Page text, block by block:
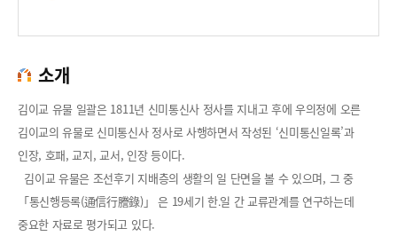
소개
김이교 유물 일괄은 1811년 신미통신사 정사를 지내고 후에 우의정에 오른
김이교의 유물로 신미통신사 정사로 사행하면서 작성된 ‘신미통신일록’과
인장, 호패, 교지, 교서, 인장 등이다.
김이교 유물은 조선후기 지배층의 생활의 일 단면을 볼 수 있으며, 그 중
「통신행등록(通信行謄錄)」 은 19세기 한․일 간 교류관계를 연구하는데
중요한 자료로 평가되고 있다.